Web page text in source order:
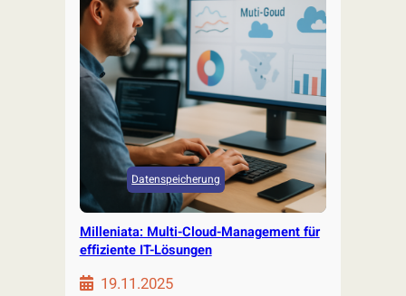
Datenspeicherung
Milleniata: Multi-Cloud-Management für
effiziente IT-Lösungen
19.11.2025